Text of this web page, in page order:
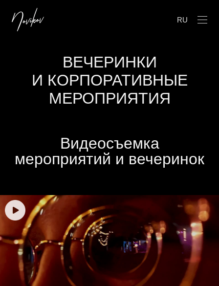
RU
ВЕЧЕРИНКИ
И КОРПОРАТИВНЫЕ
МЕРОПРИЯТИЯ
Видеосъемка
мероприятий и вечеринок